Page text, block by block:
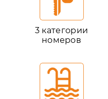
3 категории
номеров